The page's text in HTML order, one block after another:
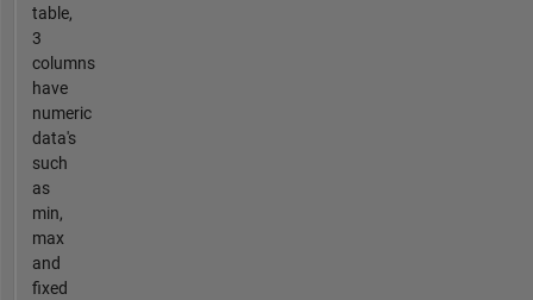
table,
3
columns
have
numeric
data's
such
as
min,
max
and
fixed